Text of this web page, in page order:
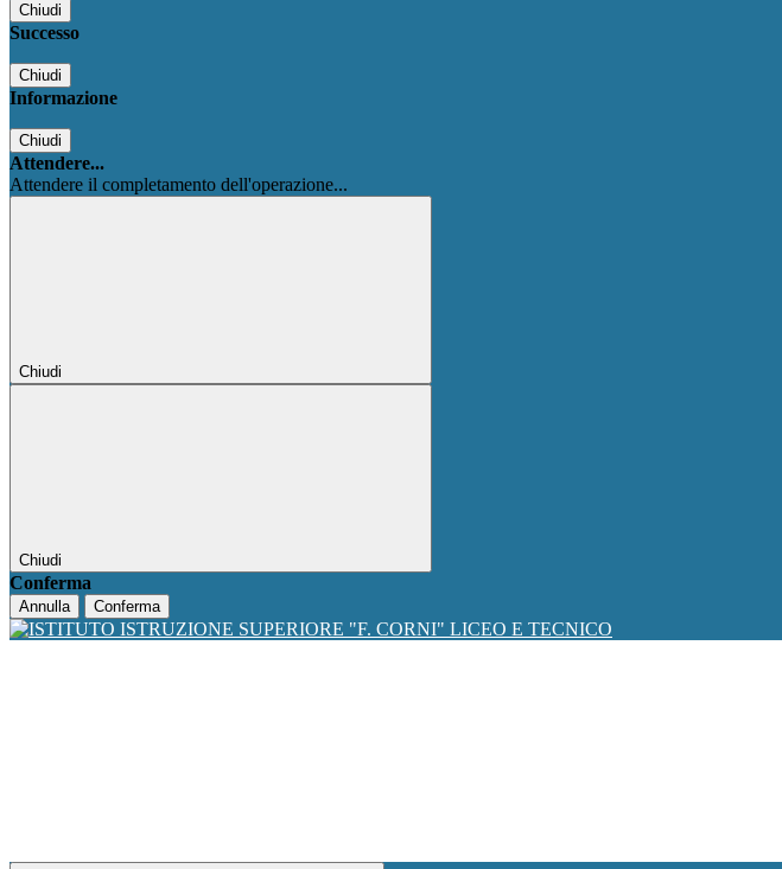
Chiudi
Successo
Chiudi
Informazione
Chiudi
Attendere...
Attendere il completamento dell'operazione...
Chiudi
Chiudi
Conferma
Annulla Conferma